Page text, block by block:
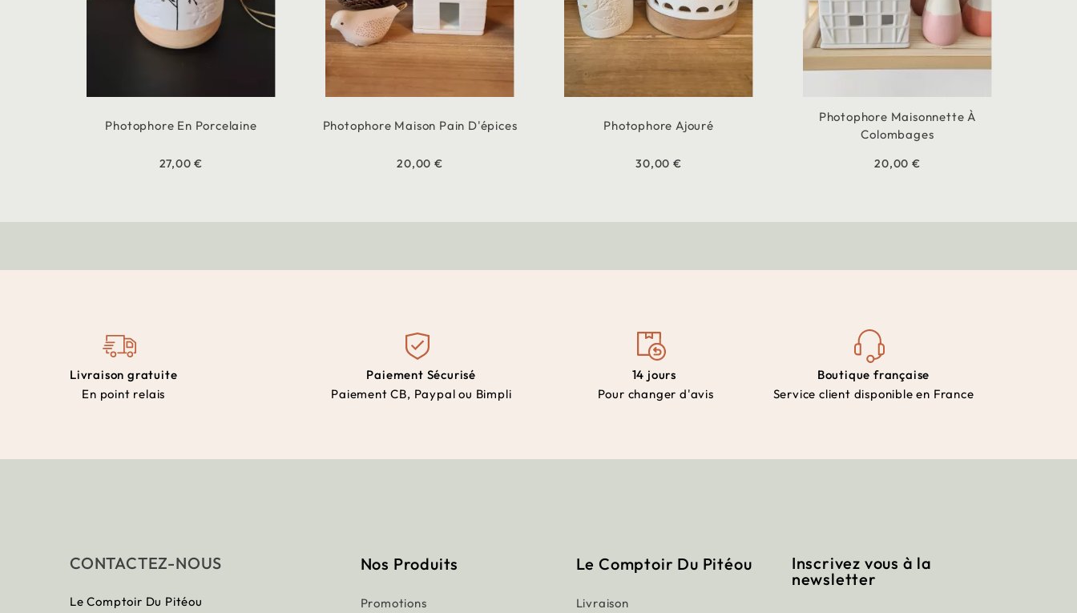
Photophore En Porcelaine
27,00 €
Photophore Maison Pain D'épices
20,00 €
Photophore Ajouré
30,00 €
Photophore Maisonnette À
Colombages
20,00 €
Livraison gratuite
En point relais
Paiement Sécurisé
Paiement CB, Paypal ou Bimpli
14 jours
Pour changer d'avis
Boutique française
Service client disponible en France
CONTACTEZ-NOUS
Le Comptoir Du Pitéou
Nos Produits
Promotions
Le Comptoir Du Pitéou
Livraison
Inscrivez vous à la
newsletter